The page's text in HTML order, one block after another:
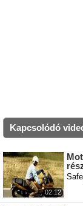
Kapcsolódó
02:12